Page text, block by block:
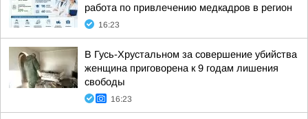
работа по привлечению медкадров в регион
16:23
В Гусь-Хрустальном за совершение убийства
женщина приговорена к 9 годам лишения
свободы
16:23